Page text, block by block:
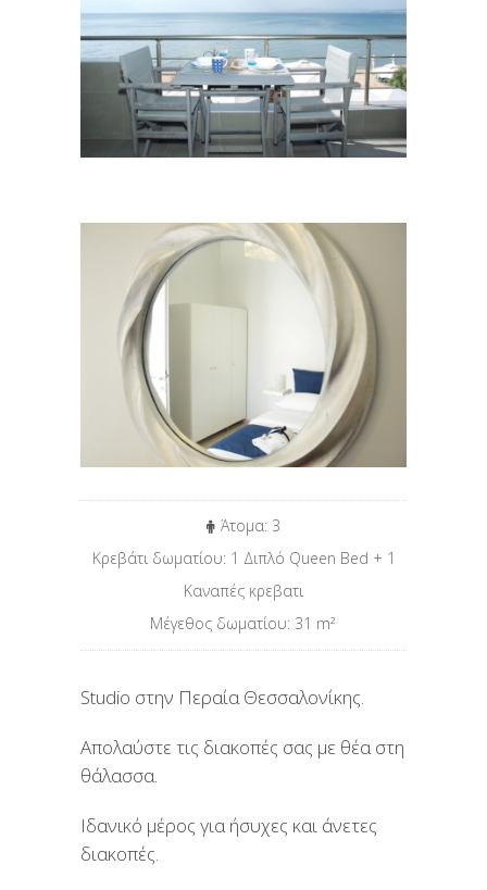
Άτομα: 3
Κρεβάτι δωματίου: 1 Διπλό Queen Bed + 1
Καναπές κρεβατι
Μέγεθος δωματίου: 31 m²
Studio στην Περαία Θεσσαλονίκης.
Απολαύστε τις διακοπές σας με θέα στη
θάλασσα.
Iδανικό μέρος για ήσυχες και άνετες
διακοπές.